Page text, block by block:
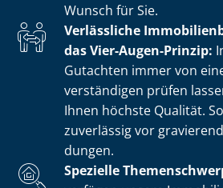
Wunsch für Sie.
Verlässliche
das Vier-Augen-Prinzip:
Gutachten immer von
ver­stän­di­gen prüfen
Ihnen höchste Qualität.
zuverlässig vor
dun­gen.
Spezielle